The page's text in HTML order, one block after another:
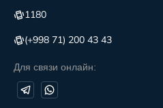
1180
(+998 71) 200 43 43
Для связи онлайн: